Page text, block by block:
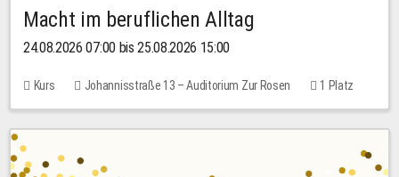
Macht im beruflichen Alltag
24.08.2026 07:00 bis 25.08.2026 15:00
Kurs Johannisstraße 13 – Auditorium Zur Rosen
1 Platz
30,00 EUR